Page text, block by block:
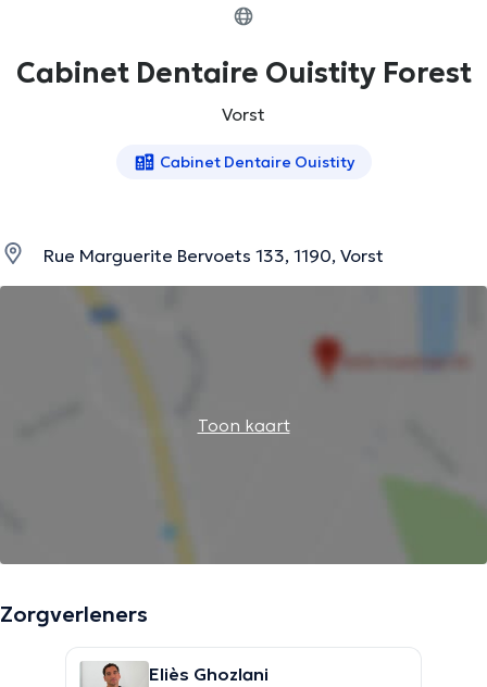
Cabinet Dentaire Ouistity Forest
Vorst
Cabinet Dentaire Ouistity
Rue Marguerite Bervoets 133, 1190, Vorst
Toon kaart
Zorgverleners
Eliès Ghozlani